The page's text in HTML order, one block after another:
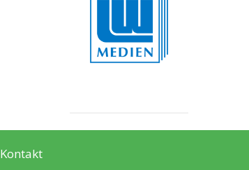
Kontakt